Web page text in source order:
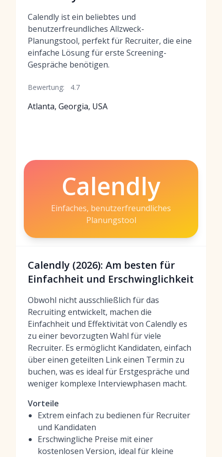
Calendly ist ein beliebtes und
benutzerfreundliches Allzweck-
Planungstool, perfekt für Recruiter, die eine
einfache Lösung für erste Screening-
Gespräche benötigen.
Bewertung: 4.7
Atlanta, Georgia, USA
Calendly
Einfaches, benutzerfreundliches
Planungstool
Calendly (2026): Am besten für
Einfachheit und Erschwinglichkeit
Obwohl nicht ausschließlich für das
Recruiting entwickelt, machen die
Einfachheit und Effektivität von Calendly es
zu einer bevorzugten Wahl für viele
Recruiter. Es ermöglicht Kandidaten, einfach
über einen geteilten Link einen Termin zu
buchen, was es ideal für Erstgespräche und
weniger komplexe Interviewphasen macht.
Vorteile
Extrem einfach zu bedienen für Recruiter
und Kandidaten
Erschwingliche Preise mit einer
kostenlosen Version, ideal für kleine